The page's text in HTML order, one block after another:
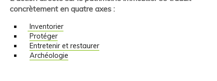
concrètement en quatre axes :
Inventorier
Protéger
Entretenir et restaurer
Archéologie